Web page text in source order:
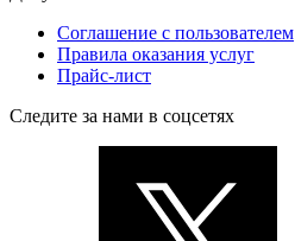
Соглашение с пользователем
Правила оказания услуг
Прайс-лист
Следите за нами в соцсетях